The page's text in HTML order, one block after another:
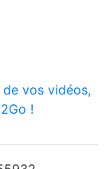
vos vidéos,
!